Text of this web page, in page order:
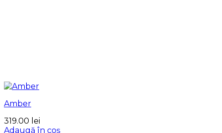
Amber
319.00 lei
Adaugă în coș